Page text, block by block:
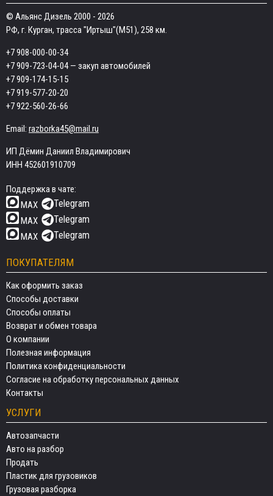
© Альянс Дизель 2000 - 2026
РФ, г. Курган, трасса "Иртыш"(М51), 258 км.
+7 908-000-00-34
+7 909-723-04-04— закуп автомобилей
+7 909-174-15-15
+7 919-577-20-20
+7 922-560-26-66
Email: razborka45@mail.ru
ИП Дёмин Даниил Владимирович
ИНН 452601910709
Поддержка в чате:
MAX
Telegram
MAX Telegram
MAX Telegram
ПОКУПАТЕЛЯМ
Как оформить заказ
Способы доставки
Способы оплаты
Возврат и обмен товара
О компании
Полезная информация
Политика конфиденциальности
Согласие на обработку персональных данных
Контакты
УСЛУГИ
Автозапчасти
Авто на разбор
Продать
Пластик для грузовиков
Грузовая разборка